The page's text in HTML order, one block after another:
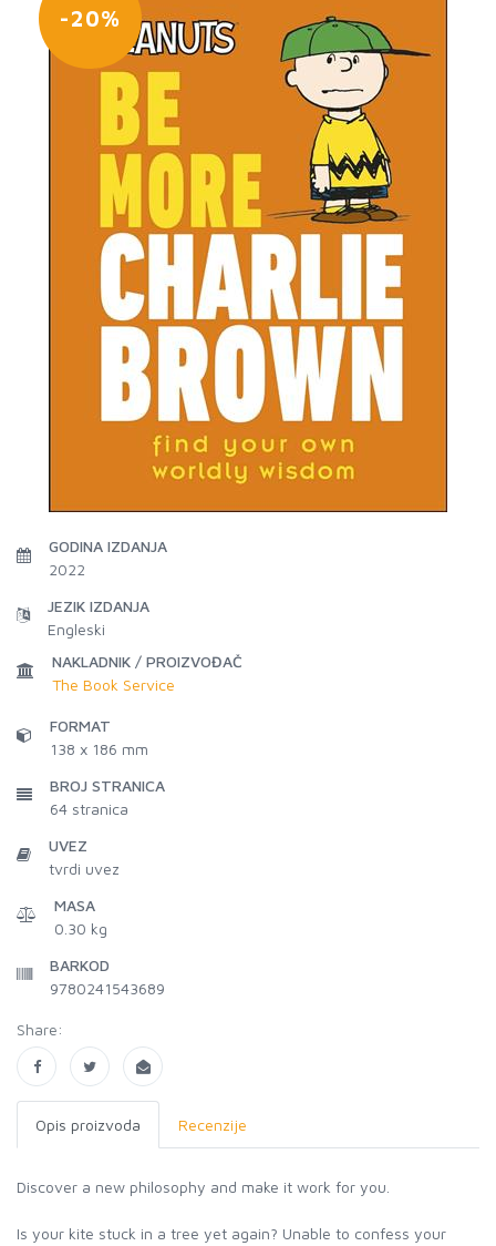
-20%
GODINA IZDANJA
2022
JEZIK IZDANJA
Engleski
NAKLADNIK / PROIZVOĐAČ
The Book Service
FORMAT
138 x 186 mm
BROJ STRANICA
64 stranica
UVEZ
tvrdi uvez
MASA
0.30 kg
BARKOD
9780241543689
Share:
Opis proizvoda Recenzije
Discover a new philosophy and make it work for you.
Is your kite stuck in a tree yet again? Unable to confess your